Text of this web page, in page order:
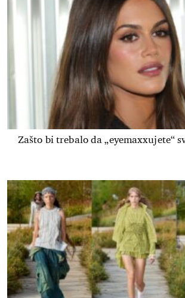
Zašto bi trebalo da „eyemaxxujete“